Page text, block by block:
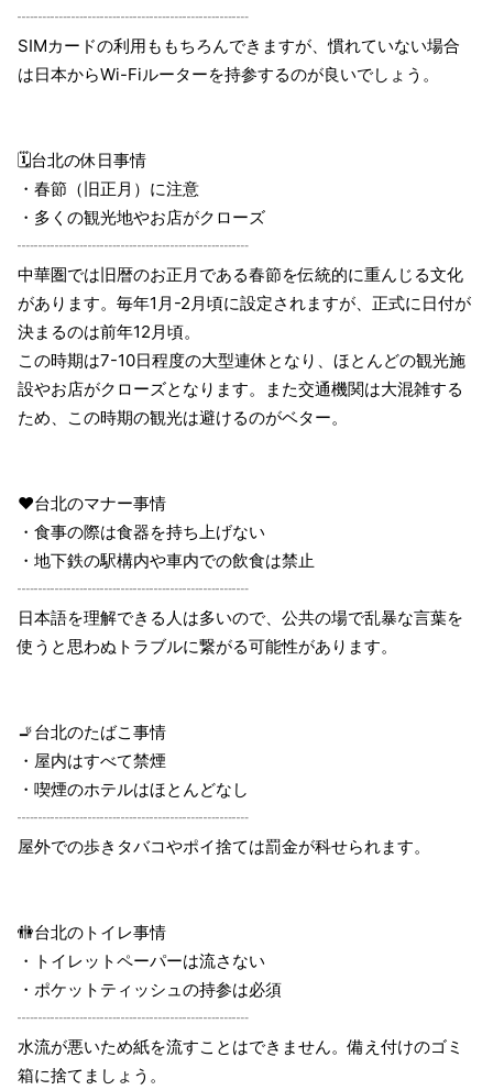
┈┈┈┈┈┈┈┈┈┈┈┈┈┈
SIMカードの利用ももちろんできますが、慣れていない場合
は日本からWi-Fiルーターを持参するのが良いでしょう。
🗓台北の休日事情
・春節（旧正月）に注意
・多くの観光地やお店がクローズ
┈┈┈┈┈┈┈┈┈┈┈┈┈┈
中華圏では旧暦のお正月である春節を伝統的に重んじる文化
があります。毎年1月-2月頃に設定されますが、正式に日付が
決まるのは前年12月頃。
この時期は7-10日程度の大型連休となり、ほとんどの観光施
設やお店がクローズとなります。また交通機関は大混雑する
ため、この時期の観光は避けるのがベター。
❤️台北のマナー事情
・食事の際は食器を持ち上げない
・地下鉄の駅構内や車内での飲食は禁止
┈┈┈┈┈┈┈┈┈┈┈┈┈┈
日本語を理解できる人は多いので、公共の場で乱暴な言葉を
使うと思わぬトラブルに繋がる可能性があります。
🚬台北のたばこ事情
・屋内はすべて禁煙
・喫煙のホテルはほとんどなし
┈┈┈┈┈┈┈┈┈┈┈┈┈┈
屋外での歩きタバコやポイ捨ては罰金が科せられます。
🚻台北のトイレ事情
・トイレットペーパーは流さない
・ポケットティッシュの持参は必須
┈┈┈┈┈┈┈┈┈┈┈┈┈┈
水流が悪いため紙を流すことはできません。備え付けのゴミ
箱に捨てましょう。